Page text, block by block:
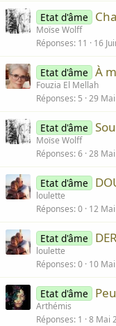
Etat d'âme
Moïse Wolff
Réponses 11 16
Etat d'âme À
Fouzia El Mellah
Réponses 5 29
Etat d'âme
Moïse Wolff
Réponses 6 28
Etat d'âme
loulette
Réponses 0 12
Etat d'âme
loulette
Réponses 0 10
Etat d'âme
Arthémis
Réponses 1 8 Mai